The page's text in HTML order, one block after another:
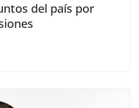
del país por